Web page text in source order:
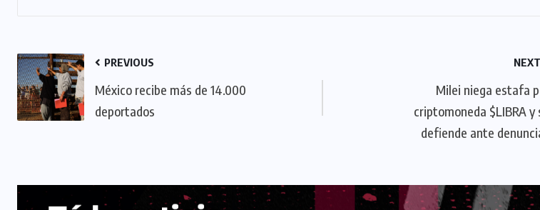
PREVIOUS
México recibe más de 14.000
deportados
NEXT
Milei niega estafa
criptomoneda $LIBRA y
defiende ante